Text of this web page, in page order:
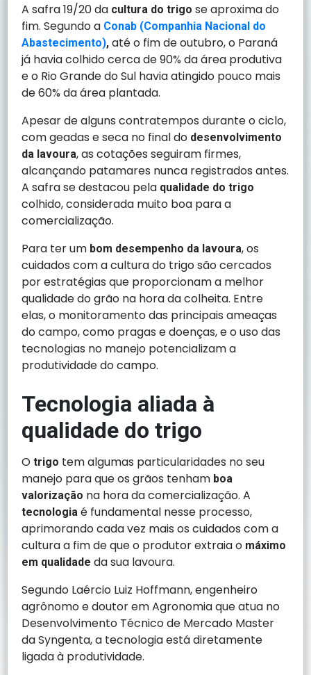
A safra 19/20 da cultura do trigo se aproxima do
fim. Segundo a Conab (Companhia Nacional do
Abastecimento), até o fim de outubro, o Paraná
já havia colhido cerca de 90% da área produtiva
e o Rio Grande do Sul havia atingido pouco mais
de 60% da área plantada.
Apesar de alguns contratempos durante o ciclo,
com geadas e seca no final do desenvolvimento
da lavoura, as cotações seguiram firmes,
alcançando patamares nunca registrados antes.
A safra se destacou pela qualidade do trigo
colhido, considerada muito boa para a
comercialização.
Para ter um bom desempenho da lavoura, os
cuidados com a cultura do trigo são cercados
por estratégias que proporcionam a melhor
qualidade do grão na hora da colheita. Entre
elas, o monitoramento das principais ameaças
do campo, como pragas e doenças, e o uso das
tecnologias no manejo potencializam a
produtividade do campo.
Tecnologia aliada à
qualidade do trigo
O trigo tem algumas particularidades no seu
manejo para que os grãos tenham boa
valorização na hora da comercialização. A
tecnologia é fundamental nesse processo,
aprimorando cada vez mais os cuidados com a
cultura a fim de que o produtor extraia o máximo
em qualidadeda sua lavoura.
Segundo Laércio Luiz Hoffmann, engenheiro
agrônomo e doutor em Agronomia que atua no
Desenvolvimento Técnico de Mercado Master
da Syngenta, a tecnologia está diretamente
ligada à produtividade.